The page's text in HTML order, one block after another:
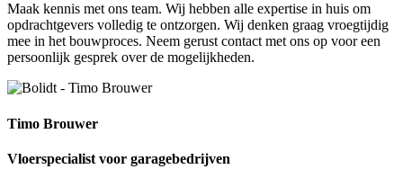
Maak kennis met ons team. Wij hebben alle expertise in huis om
opdrachtgevers volledig te ontzorgen. Wij denken graag vroegtijdig
mee in het bouwproces. Neem gerust contact met ons op voor een
persoonlijk gesprek over de mogelijkheden.
Timo Brouwer
Vloerspecialist voor garagebedrijven